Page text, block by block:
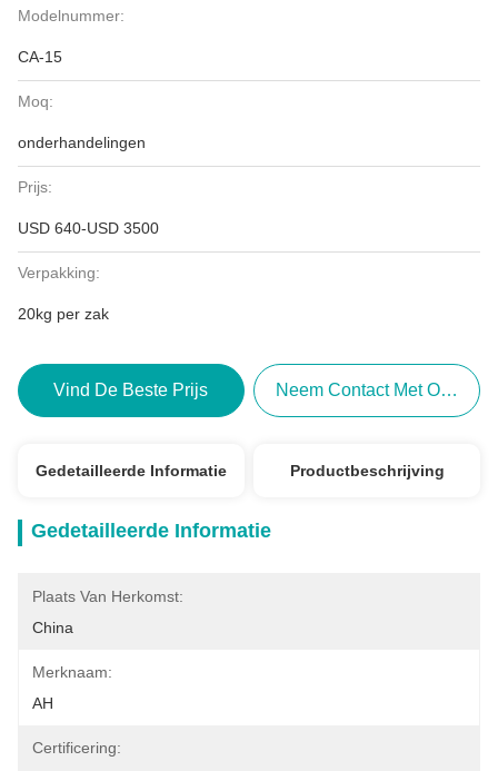
Modelnummer:
CA-15
Moq:
onderhandelingen
Prijs:
USD 640-USD 3500
Verpakking:
20kg per zak
Vind De Beste Prijs Neem Contact Met Ons Op
Gedetailleerde Informatie Productbeschrijving
Gedetailleerde Informatie
Plaats Van Herkomst:
China
Merknaam:
AH
Certificering: